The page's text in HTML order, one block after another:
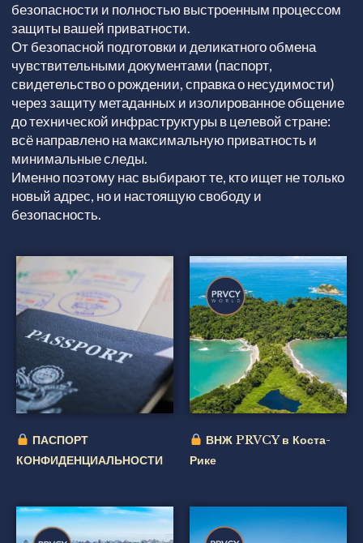
безопасности и полностью выстроенным процессом
защиты вашей приватности.
От безопасной подготовки и деликатного обмена
чувствительными документами (паспорт,
свидетельство о рождении, справка о несудимости)
через защиту метаданных и изолированное общение
до технической инфраструктуры в целевой стране:
всё направлено на максимальную приватность и
минимальные следы.
Именно поэтому нас выбирают те, кто ищет не только
новый адрес, но и настоящую свободу и
безопасность.
ПАСПОРТ
КОНФИДЕНЦИАЛЬНОСТИ
ВНЖ PRVCY в Коста-
Рике